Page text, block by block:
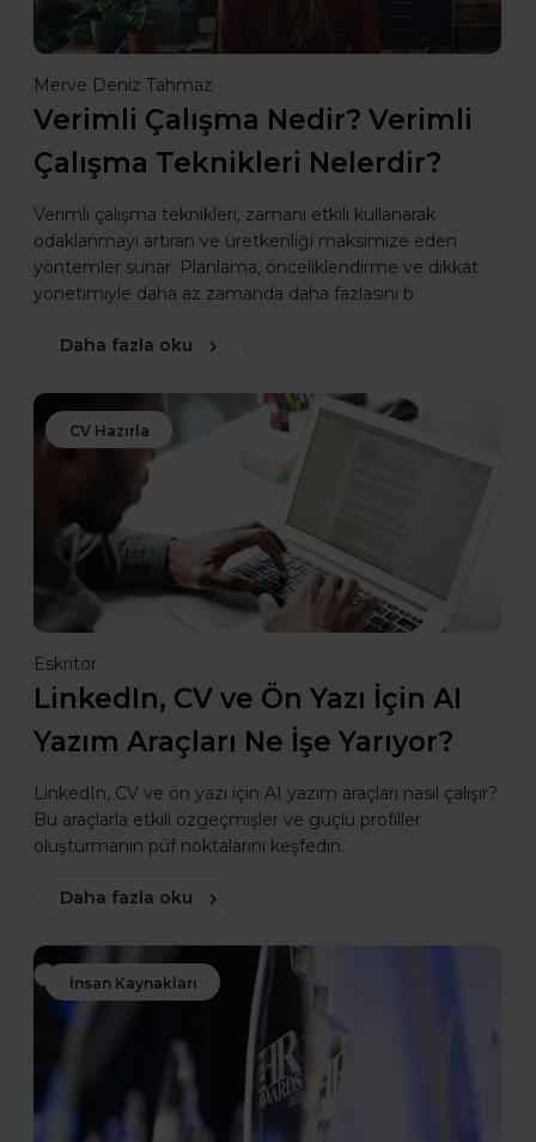
Merve Deniz Tahmaz
Verimli Çalışma Nedir? Verimli
Çalışma Teknikleri Nelerdir?
Verimli çalışma teknikleri, zamanı etkili kullanarak
odaklanmayı artıran ve üretkenliği maksimize eden
yöntemler sunar. Planlama, önceliklendirme ve dikkat
yönetimiyle daha az zamanda daha fazlasını b
Daha fazla oku
CV Hazırla
Eskritor
LinkedIn, CV ve Ön Yazı İçin AI
Yazım Araçları Ne İşe Yarıyor?
LinkedIn, CV ve ön yazı için AI yazım araçları nasıl çalışır?
Bu araçlarla etkili özgeçmişler ve güçlü profiller
oluşturmanın püf noktalarını keşfedin.
Daha fazla oku
İnsan Kaynakları